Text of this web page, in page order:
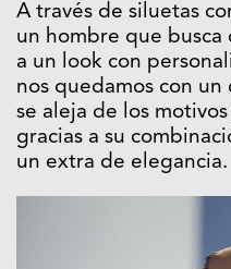
A través de siluetas
un hombre que
a un look con
nos quedamos con
se aleja de los
gracias a su
un extra de elegancia.